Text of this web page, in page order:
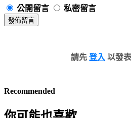
公開留言 私密留言
發佈留言
請先 登入 以發
Recommended